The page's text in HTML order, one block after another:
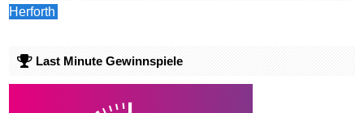
Herforth
Last Minute Gewinnspiele